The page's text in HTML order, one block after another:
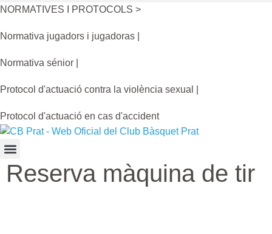
NORMATIVES I PROTOCOLS >
Normativa jugadors i jugadoras |
Normativa sénior |
Protocol d'actuació contra la violència sexual |
Protocol d'actuació en cas d'accident
Reserva màquina de tir